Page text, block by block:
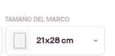
TAMAÑO DEL MARCO
21x28 cm